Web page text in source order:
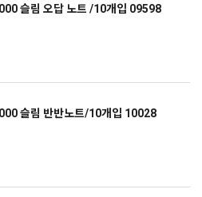
슬림 오답 노트 /10개입 09598
슬림 반반노트/10개입 10028